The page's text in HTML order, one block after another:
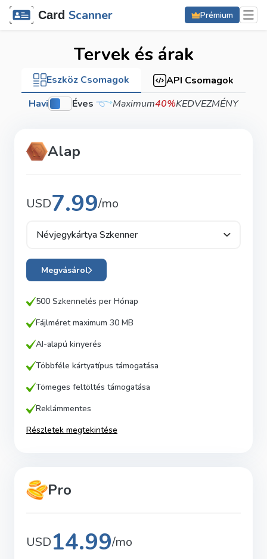
Card Scanner Prémium
Tervek és árak
Eszköz Csomagok
API Csomagok
Havi
Éves Maximum40%KEDVEZMÉNY
Alap
USD7.99/mo
Névjegykártya Szkenner
Megvásárol
500 Szkennelés per Hónap
Fájlméret maximum 30 MB
AI-alapú kinyerés
Többféle kártyatípus támogatása
Tömeges feltöltés támogatása
Reklámmentes
Részletek megtekintése
Pro
USD14.99/mo